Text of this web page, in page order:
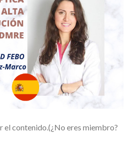
el contenido.(¿No eres miembro?